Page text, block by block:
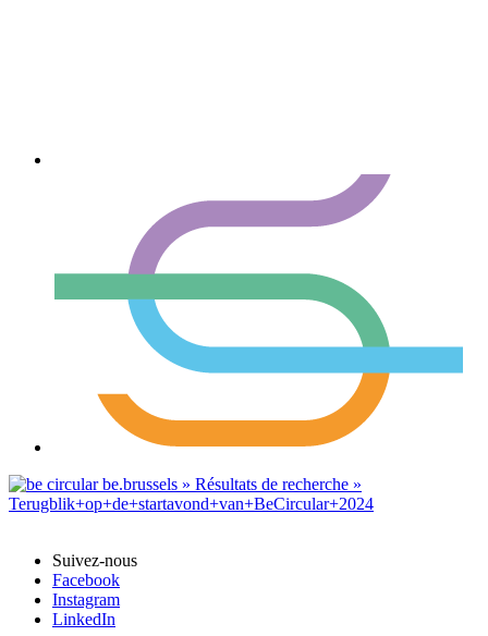
Suivez-nous
Facebook
Instagram
LinkedIn